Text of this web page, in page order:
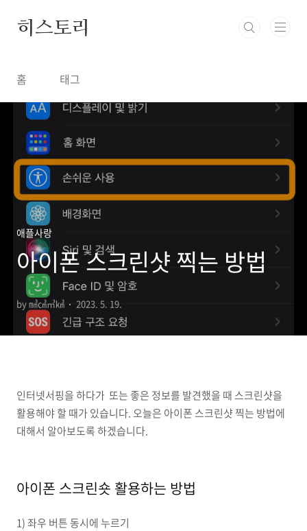
히스토리
홈 태그
애플사랑
아이폰 스크린샷 찍는 방법
by ㎣㎤㎥㎦ 2023. 5. 19.
인터넷서핑을 하다가 또는 좋은 정보를 발견했을 때 스크린샷을
활용해야 할 때가 있습니다. 오늘은 아이폰 스크린샷 찍는 방법에
대해서 알아보도록 하겠습니다.
아이폰 스크린숏 활용하는 방법
1) 좌우 버튼 동시에 누르기